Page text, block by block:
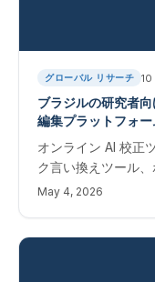
グローバル リサーチ 10
ブラジルの研究者
編集プラットフォー
オンライン AI 校正
ク言い換えツール
マナイザー。
May 4, 2026